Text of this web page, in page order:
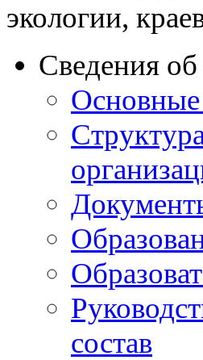
экологии,
Сведения об
Основные
состав